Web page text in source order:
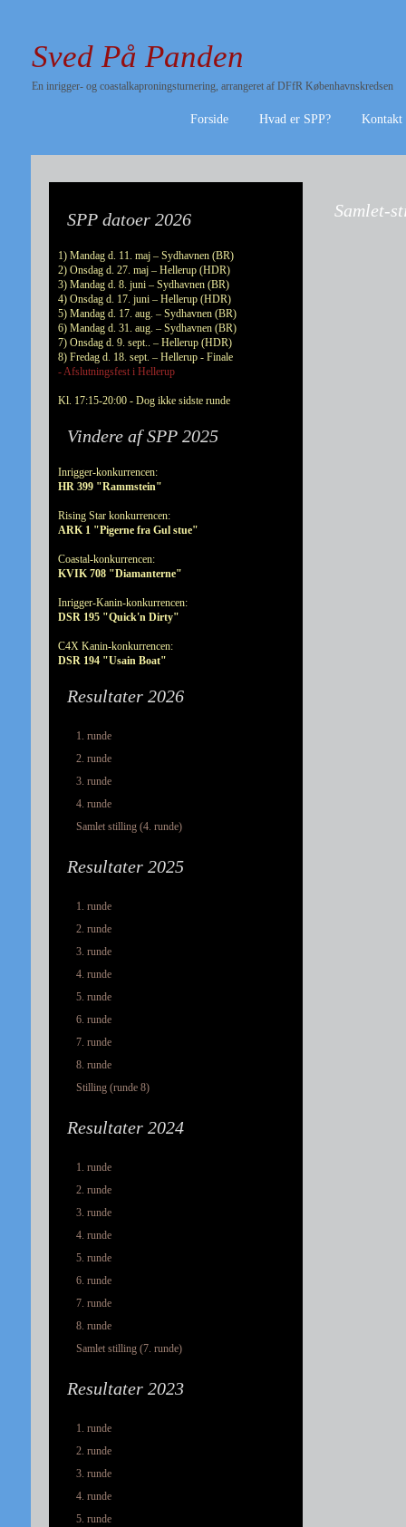
Sved På Panden
En inrigger- og coastalkaproningsturnering, arrangeret af DFfR Københavnskredsen
Forside Hvad er SPP? Kontakt
SPP datoer 2026
1) Mandag d. 11. maj – Sydhavnen (BR)
2) Onsdag d. 27. maj – Hellerup (HDR)
3) Mandag d. 8. juni – Sydhavnen (BR)
4) Onsdag d. 17. juni – Hellerup (HDR)
5) Mandag d. 17. aug. – Sydhavnen (BR)
6) Mandag d. 31. aug. – Sydhavnen (BR)
7) Onsdag d. 9. sept.. – Hellerup (HDR)
8) Fredag d. 18. sept. – Hellerup - Finale
- Afslutningsfest i Hellerup
Kl. 17:15-20:00 - Dog ikke sidste runde
Vindere af SPP 2025
Inrigger-konkurrencen:
HR 399 "Rammstein"
Rising Star konkurrencen:
ARK 1 "Pigerne fra Gul stue"
Coastal-konkurrencen:
KVIK 708 "Diamanterne"
Inrigger-Kanin-konkurrencen:
DSR 195 "Quick'n Dirty"
C4X Kanin-konkurrencen:
DSR 194 "Usain Boat"
Resultater 2026
1. runde
2. runde
3. runde
4. runde
Samlet stilling (4. runde)
Resultater 2025
1. runde
2. runde
3. runde
4. runde
5. runde
6. runde
7. runde
8. runde
Stilling (runde 8)
Resultater 2024
1. runde
2. runde
3. runde
4. runde
5. runde
6. runde
7. runde
8. runde
Samlet stilling (7. runde)
Resultater 2023
1. runde
2. runde
3. runde
4. runde
5. runde
Samlet-